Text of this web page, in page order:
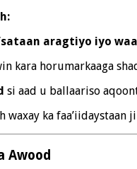
aragtiyo iyo
kara horumarkaaga
si aad u ballaariso
ka faa’iidaystaan
Awood